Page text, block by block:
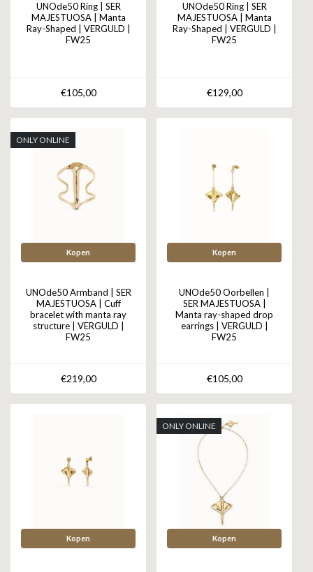
UNOde50 Ring | SER
MAJESTUOSA | Manta
Ray-Shaped | VERGULD |
FW25
€105,00
UNOde50 Ring | SER
MAJESTUOSA | Manta
Ray-Shaped | VERGULD |
FW25
€129,00
ONLY ONLINE
Kopen
UNOde50 Armband | SER
MAJESTUOSA | Cuff
bracelet with manta ray
structure | VERGULD |
FW25
€219,00
Kopen
UNOde50 Oorbellen |
SER MAJESTUOSA |
Manta ray-shaped drop
earrings | VERGULD |
FW25
€105,00
Kopen
ONLY ONLINE
Kopen